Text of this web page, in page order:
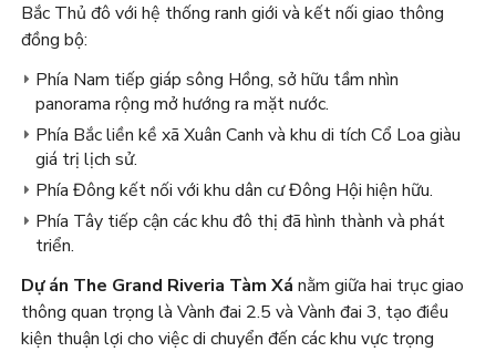
Bắc Thủ đô với hệ thống ranh giới và kết nối giao thông
đồng bộ:
Phía Nam tiếp giáp sông Hồng, sở hữu tầm nhìn
panorama rộng mở hướng ra mặt nước.
Phía Bắc liền kề xã Xuân Canh và khu di tích Cổ Loa giàu
giá trị lịch sử.
Phía Đông kết nối với khu dân cư Đông Hội hiện hữu.
Phía Tây tiếp cận các khu đô thị đã hình thành và phát
triển.
Dự án The Grand Riveria Tàm Xá nằm giữa hai trục giao
thông quan trọng là Vành đai 2.5 và Vành đai 3, tạo điều
kiện thuận lợi cho việc di chuyển đến các khu vực trọng